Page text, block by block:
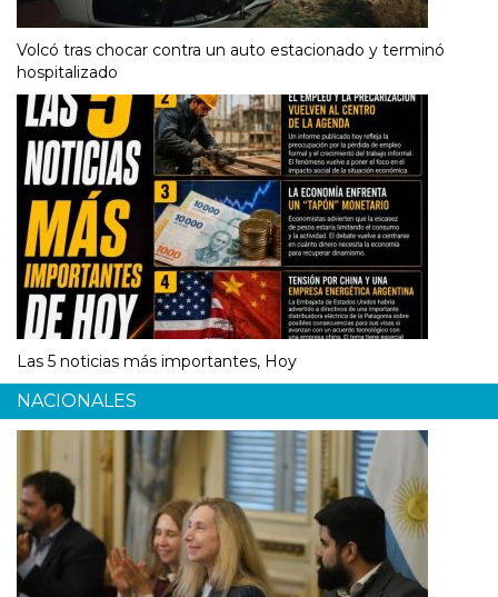
Volcó tras chocar contra un auto estacionado y terminó
hospitalizado
Las 5 noticias más importantes, Hoy
NACIONALES